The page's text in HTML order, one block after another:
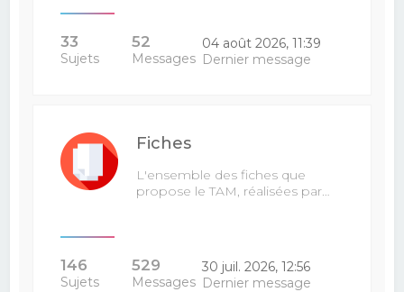
33
Sujets
52
Messages
04 août 2026, 11:39
Dernier message
Fiches
L'ensemble des fiches que
propose le TAM, réalisées par…
146
Sujets
529
Messages
30 juil. 2026, 12:56
Dernier message